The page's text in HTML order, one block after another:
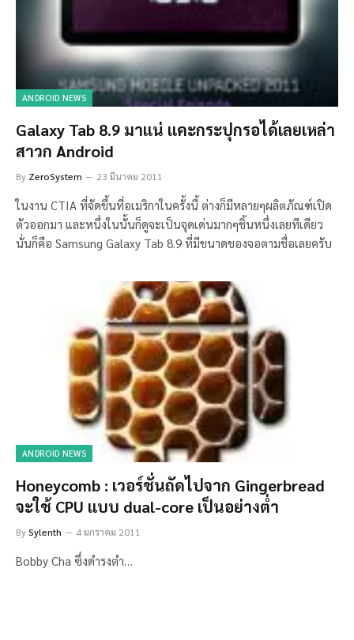
ANDROID NEWS
Galaxy Tab 8.9 มาแน่ แคะกระปุกรอได้เลยเหล่า
สาวก Android
By ZeroSystem 23 มีนาคม 2011
ในงาน CTIA ที่จัดขึ้นที่อเมริกาในครั้งนี้ ต่างก็มีหลายๆผลิตภัณฑ์เปิด
ตัวออกมา และหนึ่งในนั้นก็ดูจะเป็นจุดเด่นมากๆชิ้นหนึ่งเลยทีเดียว
นั่นก็คือ Samsung Galaxy Tab 8.9 ที่มีขนาดของจอตามชื่อเลยครับ
ANDROID NEWS
Honeycomb : เวอร์ชั่นถัดไปจาก Gingerbread
จะใช้ CPU เเบบ dual-core เป็นอย่างต่ำ
BySylenth 4 มกราคม 2011
Bobby Cha ซึ่งดำรงตำ…